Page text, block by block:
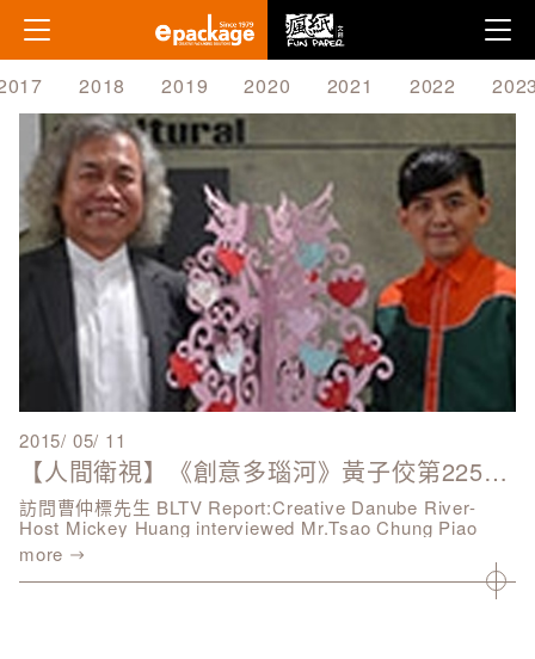
2018 2019 2020 2021 2022
2015/ 05/ 11
【人間衛視】《創意多瑙河》黃子佼第225集專訪
訪問曹仲標先生 BLTV Report:Creative Danube River-
Host Mickey Huang interviewed Mr.Tsao Chung Piao
more
主旨
電話